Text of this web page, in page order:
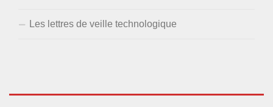
Les lettres de veille technologique